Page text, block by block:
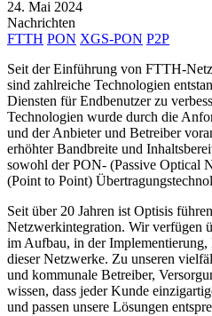
24. Mai 2024
Nachrichten
FTTH PON XGS-PON P2P
Seit der Einführung von FTTH-
sind zahlreiche Technologien
Diensten für Endbenutzer zu
Technologien wurde durch die
und der Anbieter und Betreiber
erhöhter Bandbreite und
sowohl der PON- (Passive Optical
(Point to Point)
Seit über 20 Jahren ist Optisis
Netzwerkintegration. Wir verfügen
im Aufbau, in der Implementierung,
dieser Netzwerke. Zu unseren
und kommunale Betreiber,
wissen, dass jeder Kunde
und passen unsere Lösungen